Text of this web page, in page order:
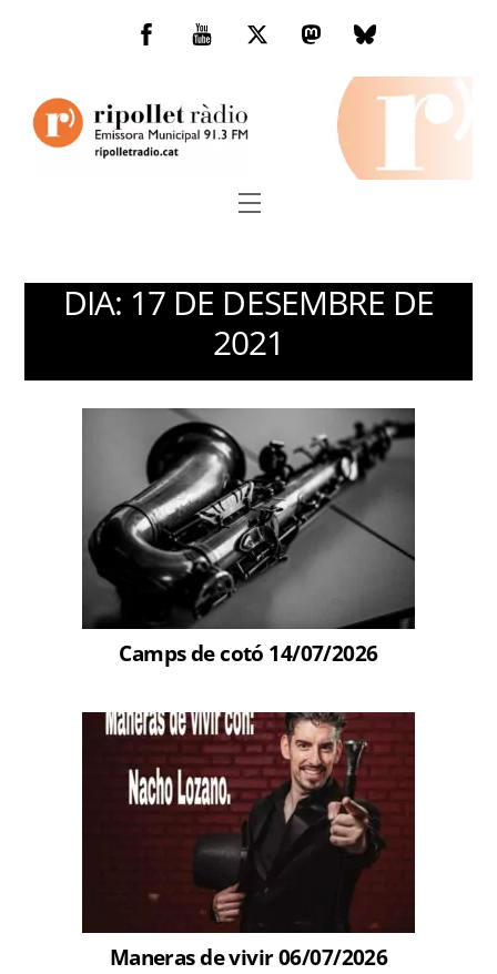
Facebook
You
TwitterMastodonBluesky
Menu
DIA: 17 DE DESEMBRE DE
2021
Camps de cotó 14/07/2026
Maneras de vivir 06/07/2026